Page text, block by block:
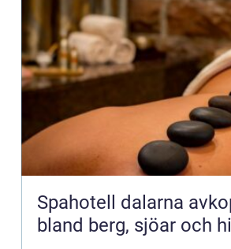
Spahotell dalarna avkoppling
bland berg, sjöar och